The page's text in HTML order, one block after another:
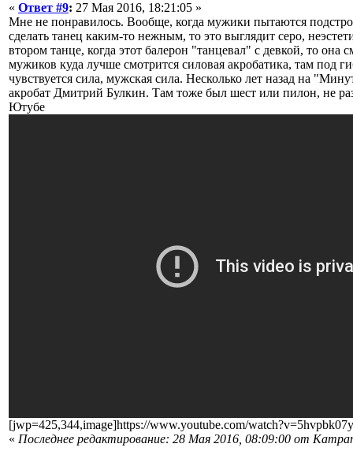
« Ответ #9: 27 Мая 2016, 18:21:05 »
Мне не понравилось. Вообще, когда мужики пытаются
сделать танец каким-то нежным, то это выглядит серо,
втором танце, когда этот балерон "танцевал" с девкой, то она
мужиков куда лучше смотрится силовая акробатика, там под
чувствуется сила, мужская сила. Несколько лет назад на
акробат Дмитрий Булкин. Там тоже был шест или пилон, не
Ютубе
[jwp=425,344,image]https://www.youtube.com/
« Последнее редактирование: 28 Мая 2016, 08:09:00 от